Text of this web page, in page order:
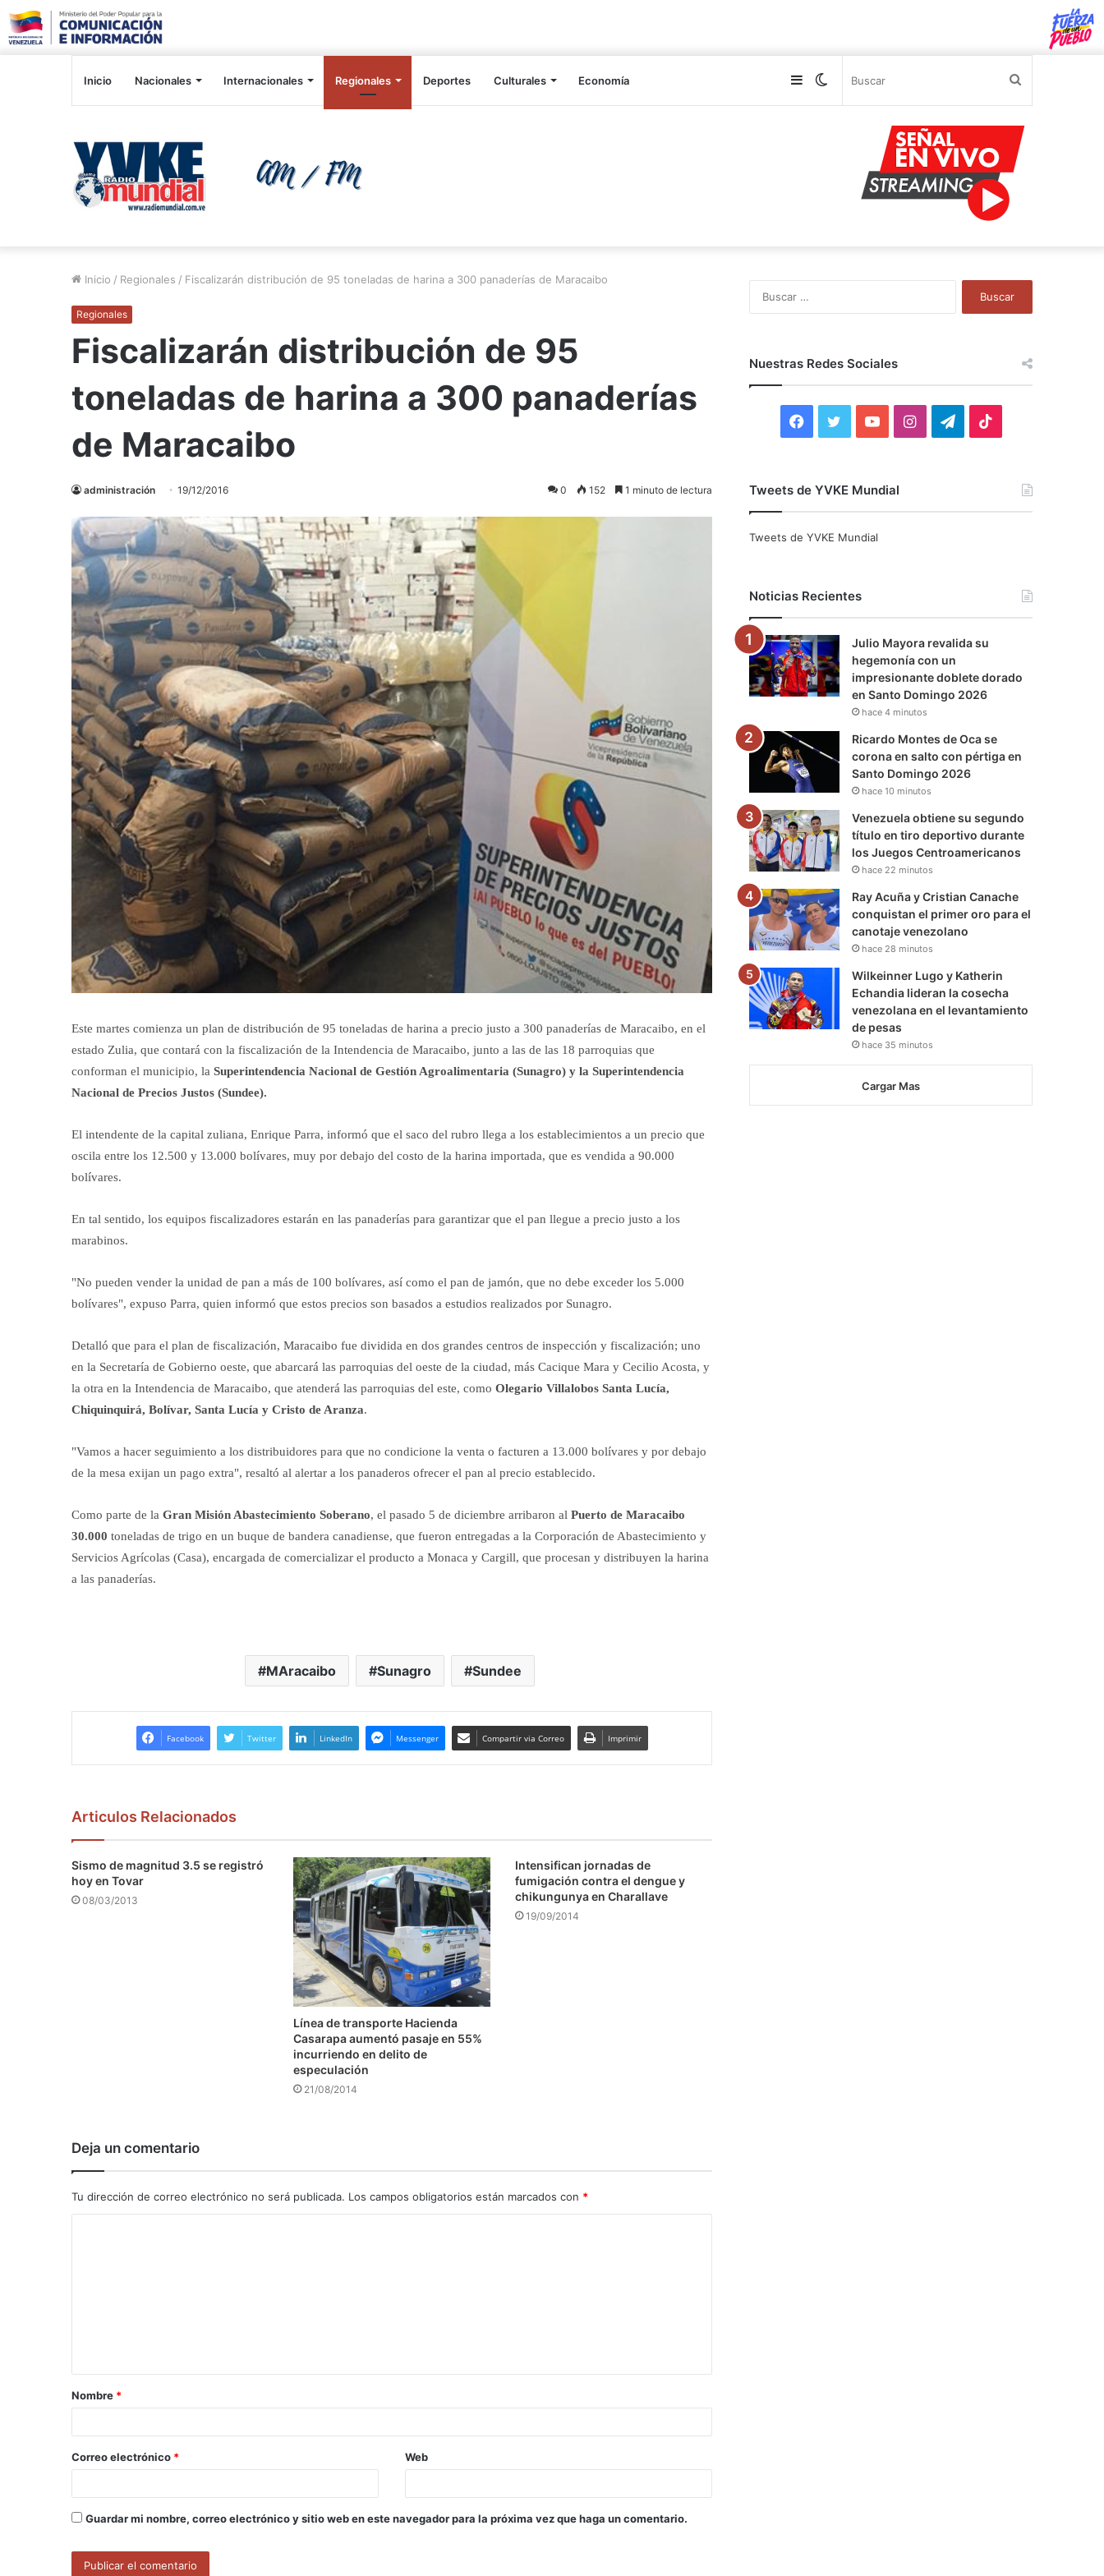
Inicio Nacionales Internacionales Regionales Deportes Culturales Economía Switch
Sidebar
Inicio / Regionales / Fiscalizarán distribución de 95 toneladas de harina a 300 panaderías de Maracaibo
Regionales
Fiscalizarán distribución de 95
toneladas de harina a 300 panaderías
de Maracaibo
administración 19/12/2016 0 152 1 minuto de lectura
Este martes comienza un plan de distribución de 95 toneladas de harina a precio justo a 300 panaderías de Maracaibo, en el
estado Zulia, que contará con la fiscalización de la Intendencia de Maracaibo, junto a las de las 18 parroquias que
conforman el municipio, la Superintendencia Nacional de Gestión Agroalimentaria (Sunagro) y la Superintendencia
Nacional de Precios Justos (Sundee).
El intendente de la capital zuliana, Enrique Parra, informó que el saco del rubro llega a los establecimientos a un precio que
oscila entre los 12.500 y 13.000 bolívares, muy por debajo del costo de la harina importada, que es vendida a 90.000
bolívares.
En tal sentido, los equipos fiscalizadores estarán en las panaderías para garantizar que el pan llegue a precio justo a los
marabinos.
"No pueden vender la unidad de pan a más de 100 bolívares, así como el pan de jamón, que no debe exceder los 5.000
bolívares", expuso Parra, quien informó que estos precios son basados a estudios realizados por Sunagro.
Detalló que para el plan de fiscalización, Maracaibo fue dividida en dos grandes centros de inspección y fiscalización; uno
en la Secretaría de Gobierno oeste, que abarcará las parroquias del oeste de la ciudad, más Cacique Mara y Cecilio Acosta, y
la otra en la Intendencia de Maracaibo, que atenderá las parroquias del este, como Olegario Villalobos Santa Lucía,
Chiquinquirá, Bolívar, Santa Lucía y Cristo de Aranza.
"Vamos a hacer seguimiento a los distribuidores para que no condicione la venta o facturen a 13.000 bolívares y por debajo
de la mesa exijan un pago extra", resaltó al alertar a los panaderos ofrecer el pan al precio establecido.
Como parte de la Gran Misión Abastecimiento Soberano, el pasado 5 de diciembre arribaron al Puerto de Maracaibo
30.000 toneladas de trigo en un buque de bandera canadiense, que fueron entregadas a la Corporación de Abastecimiento y
Servicios Agrícolas (Casa), encargada de comercializar el producto a Monaca y Cargill, que procesan y distribuyen la harina
a las panaderías.
MAracaibo Sunagro Sundee
Facebook Twitter LinkedIn Messenger Compartir via Correo Imprimir
Articulos Relacionados
Sismo de magnitud 3.5 se registró
hoy en Tovar
08/03/2013
Línea de transporte Hacienda
Casarapa aumentó pasaje en 55%
incurriendo en delito de
especulación
21/08/2014
Intensifican jornadas de
fumigación contra el dengue y
chikungunya en Charallave
19/09/2014
Deja un comentario
Tu dirección de correo electrónico no será publicada. Los campos obligatorios están marcados con *
a
r
*
Nombre *
Correo electrónico * Web
Guardar mi nombre, correo electrónico y sitio web en este navegador para la próxima vez que haga un comentario.
Nuestras Redes Sociales
F
c
o
k
i
r
Y
u
e
I
r
a
m
T
a
m
Tweets de YVKE Mundial
Tweets de YVKE Mundial
Noticias Recientes
Julio Mayora revalida su
hegemonía con un
impresionante doblete dorado
en Santo Domingo 2026
hace 4 minutos
Ricardo Montes de Oca se
corona en salto con pértiga en
Santo Domingo 2026
hace 10 minutos
Venezuela obtiene su segundo
título en tiro deportivo durante
los Juegos Centroamericanos
hace 22 minutos
Ray Acuña y Cristian Canache
conquistan el primer oro para el
canotaje venezolano
hace 28 minutos
Wilkeinner Lugo y Katherin
Echandia lideran la cosecha
venezolana en el levantamiento
de pesas
hace 35 minutos
Cargar Mas